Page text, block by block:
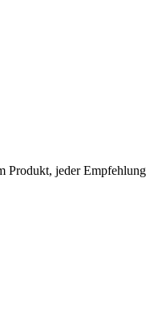
Produkt, jeder Empfehlung